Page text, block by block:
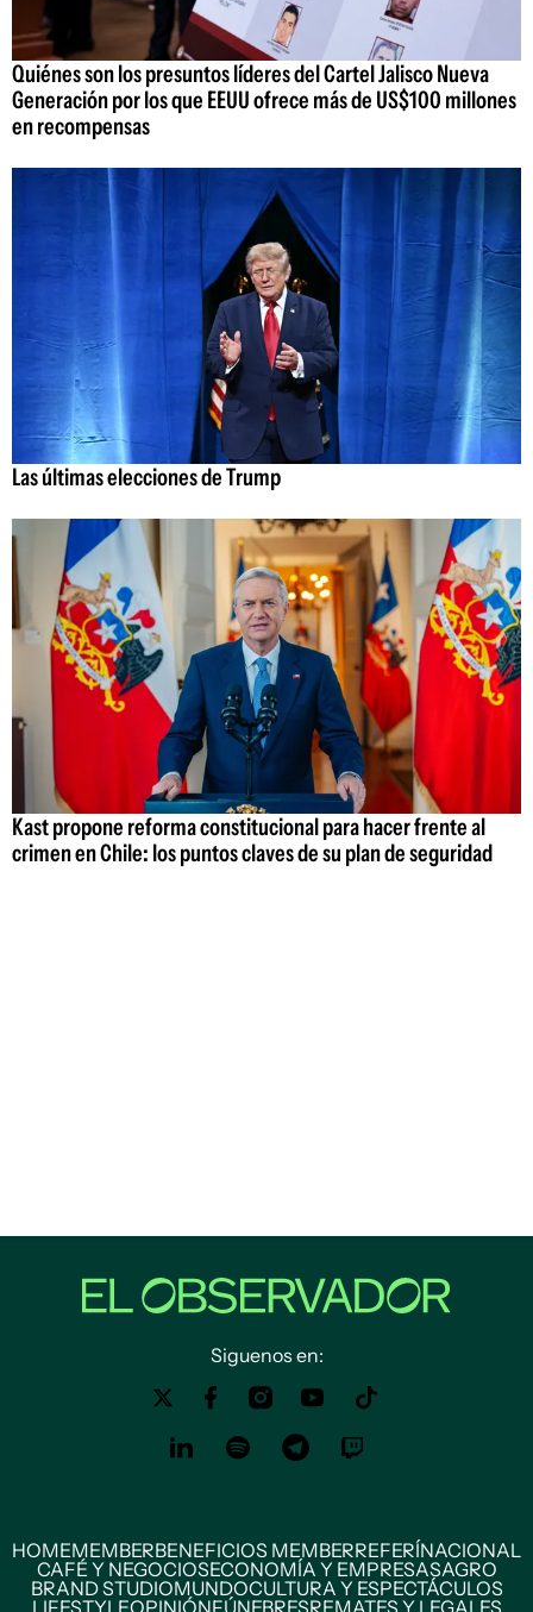
Quiénes son los presuntos líderes del Cartel Jalisco Nueva
Generación por los que EEUU ofrece más de US$100 millones
en recompensas
Las últimas elecciones de Trump
Kast propone reforma constitucional para hacer frente al
crimen en Chile: los puntos claves de su plan de seguridad
Siguenos en:
HOMEMEMBERBENEFICIOS MEMBERREFERÍNACIONAL
CAFÉ Y NEGOCIOSECONOMÍA Y EMPRESASAGRO
BRAND STUDIOMUNDOCULTURA Y ESPECTÁCULOS